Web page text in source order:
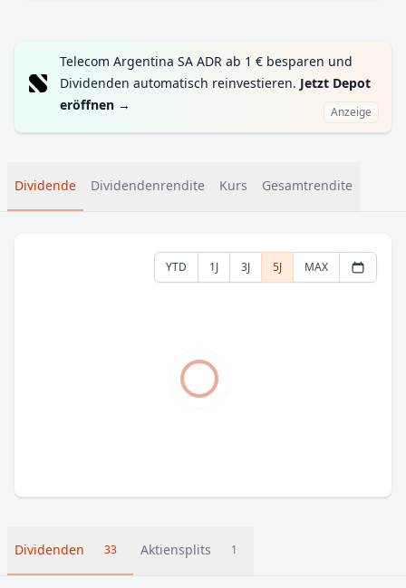
Telecom Argentina SA ADR ab 1 € besparen und
Dividenden automatisch reinvestieren. Jetzt Depot
eröffnen → Anzeige
Dividende Dividendenrendite Kurs Gesamtrendite
YTD 1J 3J 5J MAX
Dividenden 33 Aktiensplits 1